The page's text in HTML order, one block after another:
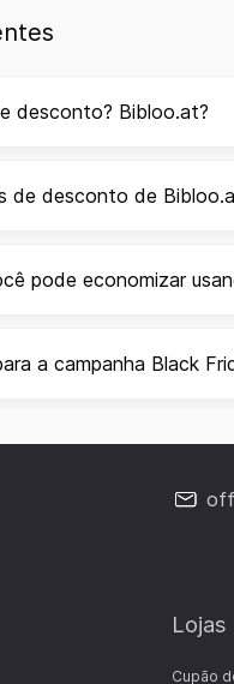
desconto? Bibloo.at?
de desconto de
pode economizar
a campanha Black
Cupão